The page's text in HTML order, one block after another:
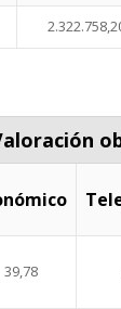
39,78